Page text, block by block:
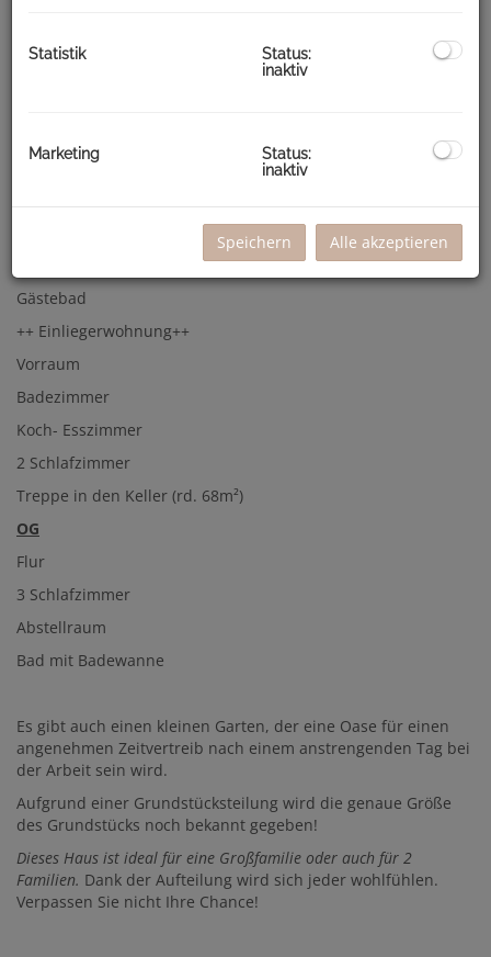
Vorzimmer mit eingebaute Garderobe
Gästebad
++ Einliegerwohnung++
Vorraum
Badezimmer
Koch- Esszimmer
2 Schlafzimmer
Treppe in den Keller (rd. 68m²)
OG
Flur
3 Schlafzimmer
Abstellraum
Bad mit Badewanne
Es gibt auch einen kleinen Garten, der eine Oase für einen
angenehmen Zeitvertreib nach einem anstrengenden Tag bei
der Arbeit sein wird.
Aufgrund einer Grundstücksteilung wird die genaue Größe
des Grundstücks noch bekannt gegeben!
Dieses Haus ist ideal für eine Großfamilie oder auch für 2
Familien. Dank der Aufteilung wird sich jeder wohlfühlen.
Verpassen Sie nicht Ihre Chance!
Statistik
Status:
inaktiv
Marketing
Status:
inaktiv
Speichern Alle akzeptieren